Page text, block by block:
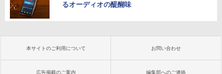
るオーディオの醍醐味
本サイトのご利用について お問い合わせ
広告掲載のご案内 編集部へのご連絡